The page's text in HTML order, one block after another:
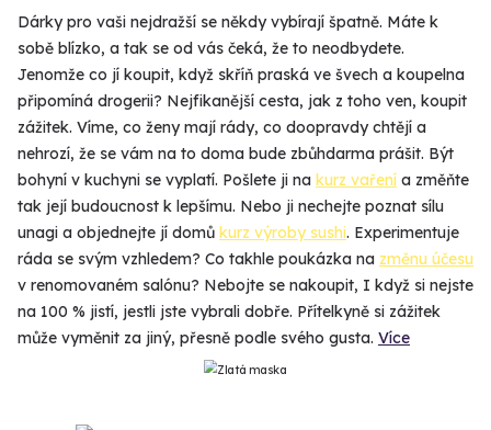
Dárky pro vaši nejdražší se někdy vybírají špatně. Máte k
sobě blízko, a tak se od vás čeká, že to neodbydete.
Jenomže co jí koupit, když skříň praská ve švech a koupelna
připomíná drogerii? Nejfikanější cesta, jak z toho ven, koupit
zážitek. Víme, co ženy mají rády, co doopravdy chtějí a
nehrozí, že se vám na to doma bude zbůhdarma prášit. Být
bohyní v kuchyni se vyplatí. Pošlete ji na kurz vaření a změňte
tak její budoucnost k lepšímu. Nebo ji nechejte poznat sílu
unagi a objednejte jí domů kurz výroby sushi. Experimentuje
ráda se svým vzhledem? Co takhle poukázka na změnu účesu
v renomovaném salónu? Nebojte se nakoupit, I když si nejste
na 100 % jistí, jestli jste vybrali dobře. Přítelkyně si zážitek
může vyměnit za jiný, přesně podle svého gusta. Více